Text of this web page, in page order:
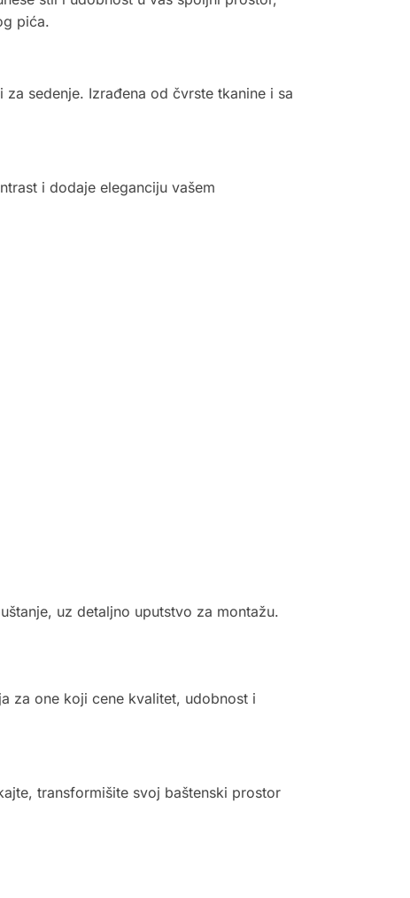
pića.
sedenje. Izrađena od čvrste tkanine i sa
i dodaje eleganciju vašem
uz detaljno uputstvo za montažu.
za one koji cene kvalitet, udobnost i
transformišite svoj baštenski prostor